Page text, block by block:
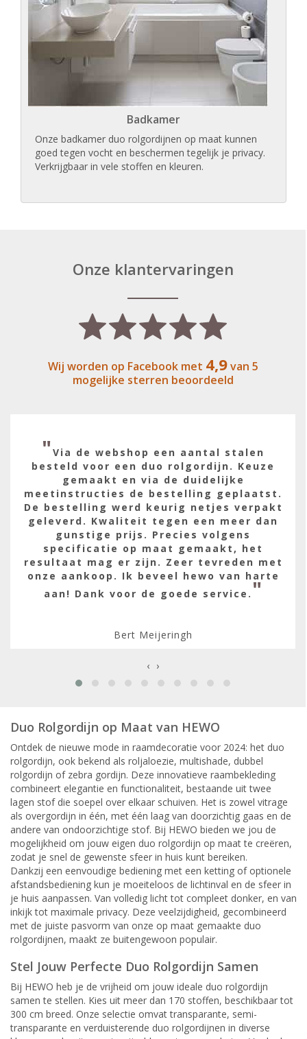
Badkamer
Onze badkamer duo rolgordijnen op maat kunnen
goed tegen vocht en beschermen tegelijk je privacy.
Verkrijgbaar in vele stoffen en kleuren.
Onze klantervaringen
Wij worden op Facebook met 4,9van 5
mogelijke sterren beoordeeld
"Via de webshop een aantal stalen
besteld voor een duo rolgordijn. Keuze
gemaakt en via de duidelijke
meetinstructies de bestelling geplaatst.
De bestelling werd keurig netjes verpakt
geleverd. Kwaliteit tegen een meer dan
gunstige prijs. Precies volgens
specificatie op maat gemaakt, het
resultaat mag er zijn. Zeer tevreden met
onze aankoop. Ik beveel hewo van harte
aan! Dank voor de goede service. "
Bert Meijeringh
‹ ›
Duo Rolgordijn op Maat van HEWO
Ontdek de nieuwe mode in raamdecoratie voor 2024: het duo
rolgordijn, ook bekend als roljaloezie, multishade, dubbel
rolgordijn of zebra gordijn. Deze innovatieve raambekleding
combineert elegantie en functionaliteit, bestaande uit twee
lagen stof die soepel over elkaar schuiven. Het is zowel vitrage
als overgordijn in één, met één laag van doorzichtig gaas en de
andere van ondoorzichtige stof. Bij HEWO bieden we jou de
mogelijkheid om jouw eigen duo rolgordijn op maat te creëren,
zodat je snel de gewenste sfeer in huis kunt bereiken.
Dankzij een eenvoudige bediening met een ketting of optionele
afstandsbediening kun je moeiteloos de lichtinval en de sfeer in
je huis aanpassen. Van volledig licht tot compleet donker, en van
inkijk tot maximale privacy. Deze veelzijdigheid, gecombineerd
met de juiste pasvorm van onze op maat gemaakte duo
rolgordijnen, maakt ze buitengewoon populair.
Stel Jouw Perfecte Duo Rolgordijn Samen
Bij HEWO heb je de vrijheid om jouw ideale duo rolgordijn
samen te stellen. Kies uit meer dan 170 stoffen, beschikbaar tot
300 cm breed. Onze selectie omvat transparante, semi-
transparante en verduisterende duo rolgordijnen in diverse